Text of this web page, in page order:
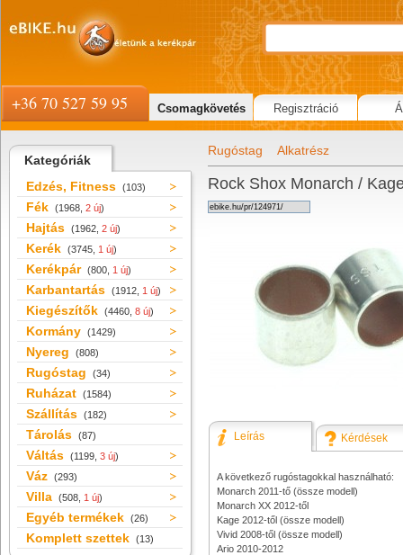
Kategóriák
Edzés, Fitness (103)
Fék (1968, 2 új)
Hajtás (1962, 2 új)
Kerék (3745, 1 új)
Kerékpár (800, 1 új)
Karbantartás (1912, 1 új)
Kiegészítők (4460, 8 új)
Kormány (1429)
Nyereg (808)
Rugóstag (34)
Ruházat (1584)
Szállítás (182)
Tárolás (87)
Váltás (1199, 3 új)
Váz (293)
Villa (508, 1 új)
Egyéb termékek (26)
Komplett szettek (13)
Rugóstag Alkatrész
Rock Shox Monarch /
Leírás Kérdések
A következő rugóstagokkal használható:
Monarch 2011-tő (össze modell)
Monarch XX 2012-től
Kage 2012-től (össze modell)
Vivid 2008-től (össze modell)
Ario 2010-2012
+36 70 527 59 95 Csomagkövetés Regisztráció